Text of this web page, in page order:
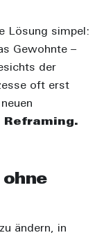
Lösung simpel:
Gewohnte –
der
oft erst
Reframing.
ändern, in